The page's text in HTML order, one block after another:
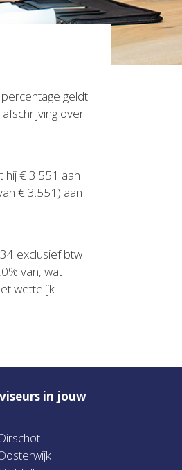
geldt
over
hij € 3.551 aan
€ 3.551) aan
exclusief btw
van, wat
wettelijk
in jouw